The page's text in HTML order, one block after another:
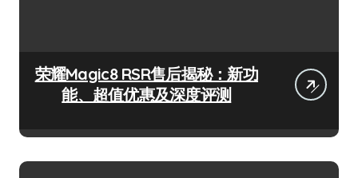
荣耀Magic8 RSR售后揭秘：新功
能、超值优惠及深度评测